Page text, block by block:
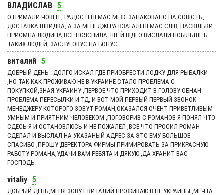
ВЛАДИСЛАВ 5
ОТРИМАЛИ ЧОВЕН , РАДОСТІ НЕМАЄ МЕЖ. ЗАПАКОВАНО НА СОВІСТЬ,
ДОСТАВКА ШВИДКА, А ЗА МЕНЕДЖЕРА ВЗАГАЛІ НЕМАЄ СЛІВ, НАСКІЛЬКИ
ПРИЄМНА ЛЮДИНА,ВСЕ ПОЯСНИЛА, ЩЕ Й ВІДЕО ВИСЛАЛИ.ПОБІЛЬШЕ Б
ТАКИХ ЛЮДЕЙ, ЗАСЛУГОВУЄ НА БОНУС
виталий 5
ДОБРЫЙ ДЕНЬ . ДОЛГО ИСКАЛ ГДЕ ПРИОБРЕСТИ ЛОДКУ ДЛЯ РЫБАЛКИ
,НО ТАК КАК ПРОЖИВАЮ НЕ В УКРАИНЕ СТАЛО ПРОБЛЕМА С
ПОКУПКОЙ,ЗНАЯ УКРАИНУ ,ПЕРВОЕ ЧТО ПРИХОДИТ В ГОЛОВУ ОБНАН
ПРОБЛЕМА ПЕРЕСЫЛКИ И ТД, И ВОТ МОЙ ПЕРВЫЙ ПЕРВЫЙ ЗВОНОК
МЕНЕДЖЕРУ КОТОРОГО ЗОВУТ РОМАН,ОКАЗАЛСЯ ОЧЕНТ ПРИВЕТЛИВЫМ
УМНЫМ И ПРИЯТНИМ ЧЕЛОВЕКОМ ,ПОГОВОРИВ С РОМАНОВ Я ПОНЯЛ ЧТО
СДЕСЬ Я И ОСТАНОВЛЮСЬ И НЕ ПОЖАЛЕЛ ,ВСЕ ЧТО ПРОСИЛ РОМАН
СДЕЛАЛ И ВЫСЛАЛ НА УКАЗАНЫЙ АДРЕС ЗА ЭТО ЕМУ БОЛЬШОЕ
СПАСИБО ,ПРОШУ ДЕРЕКТОРА ФИРМЫ ПРИМИРОВАТЬ ЗА ПРИКРАСНУЮ
РАБОТУ РОМАНА,УДАЧИ ВАМ РЕБЯТА И ДЯКУЮ ,ДА ХРАНИТ ВАС
ГОСПОДЬ
vitaliy 5
ДОБРЫЙ ДЕНЬ,МЕНЯ ЗОВУТ ВИТАЛИЙ ПРОЖИВАЮ В НЕ УКРАИНЫ ,МЕЧТА